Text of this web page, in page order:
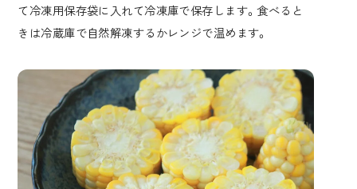
て冷凍用保存袋に入れて冷凍庫で保存します。食べると
きは冷蔵庫で自然解凍するかレンジで温めます。